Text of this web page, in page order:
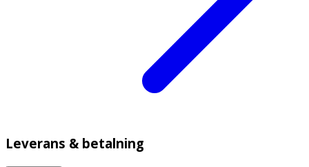
Leverans & betalning